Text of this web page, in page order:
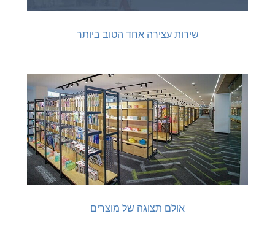
שירות עצירה אחד הטוב ביותר
אולם תצוגה של מוצרים